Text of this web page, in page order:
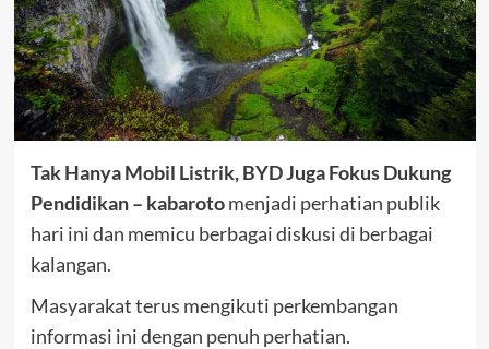
Tak Hanya Mobil Listrik, BYD Juga Fokus Dukung
Pendidikan – kabarotomenjadi perhatian publik
hari ini dan memicu berbagai diskusi di berbagai
kalangan.
Masyarakat terus mengikuti perkembangan
informasi ini dengan penuh perhatian.